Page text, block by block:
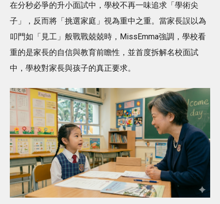
在分秒必爭的升小面試中，學校不再一味追求「學術尖
子」，反而將「挑選家庭」視為重中之重。當家長誤以為
叩門如「見工」般戰戰兢兢時，MissEmma強調，學校看
重的是家長的自信與教育前瞻性，並首度拆解名校面試
中，學校對家長與孩子的真正要求。